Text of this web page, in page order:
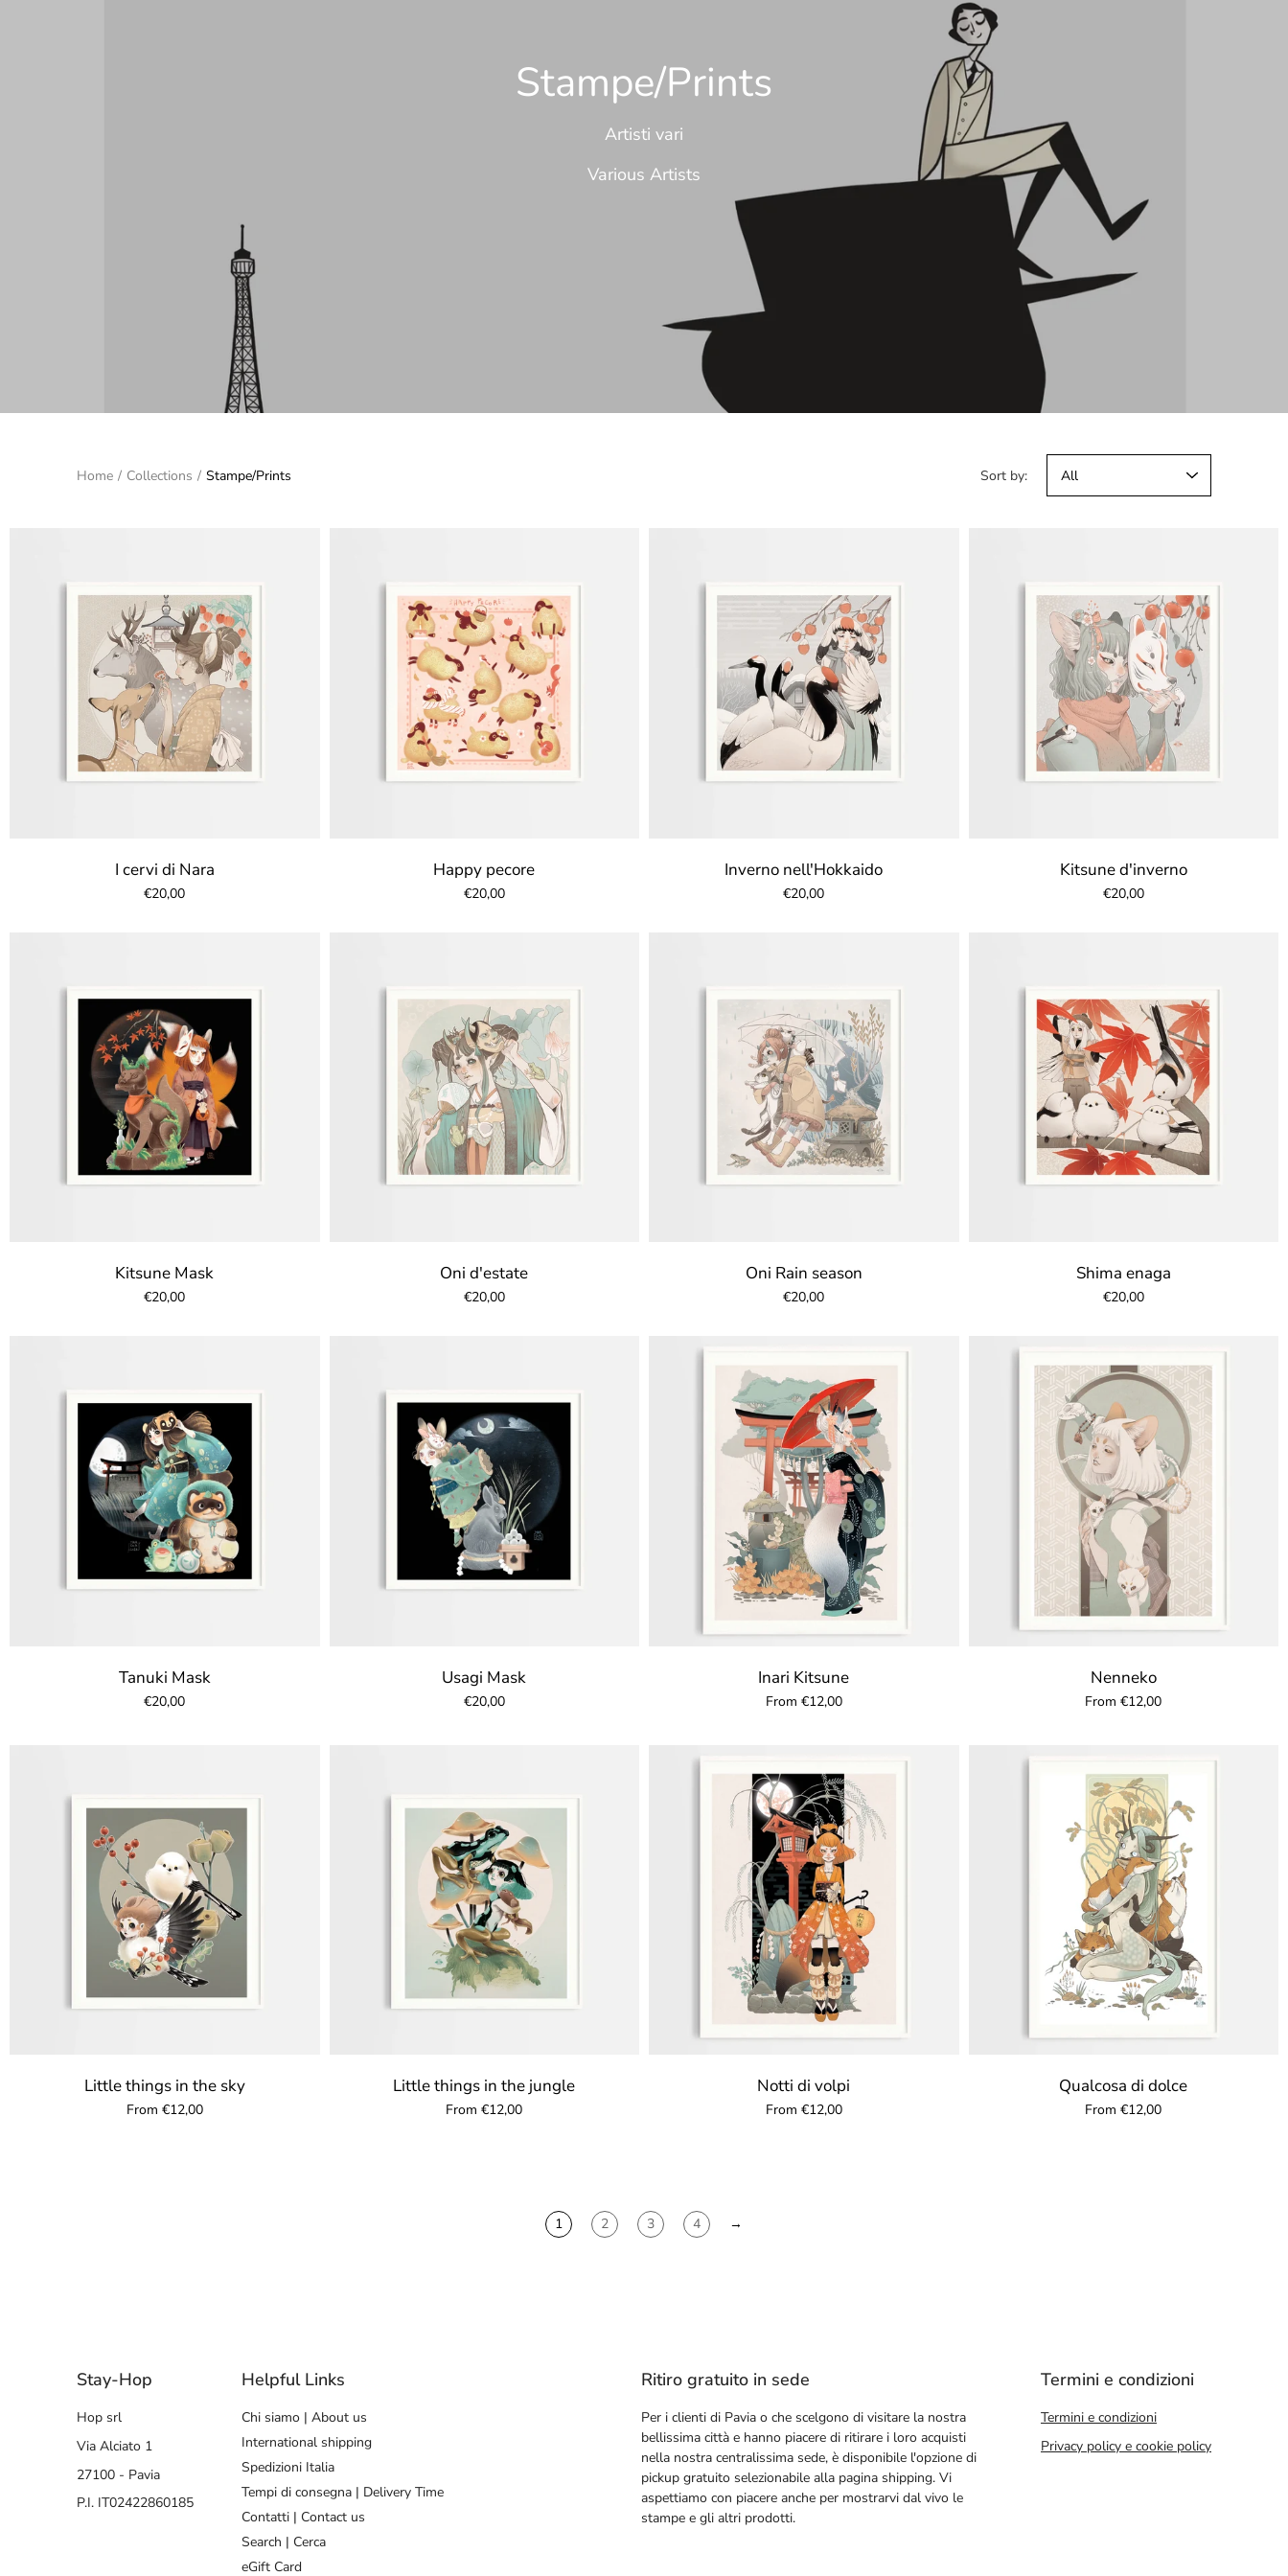
Stampe/Prints
Artisti vari
Various Artists
Home / Collections / Stampe/Prints Sort by:
I cervi di Nara
€20,00
Happy pecore
€20,00
Inverno nell'Hokkaido
€20,00
Kitsune d'inverno
€20,00
Kitsune Mask
€20,00
Oni d'estate
€20,00
Oni Rain season
€20,00
Shima enaga
€20,00
Tanuki Mask
€20,00
Usagi Mask
€20,00
Inari Kitsune
From €12,00
Nenneko
From €12,00
Little things in the sky
From €12,00
Little things in the jungle
From €12,00
Notti di volpi
From €12,00
Qualcosa di dolce
From €12,00
1 2 3 4 →
Stay-Hop
Hop srl
Via Alciato 1
27100 - Pavia
P.I. IT02422860185
Helpful Links
Chi siamo | About us
International shipping
Spedizioni Italia
Tempi di consegna | Delivery Time
Contatti | Contact us
Search | Cerca
eGift Card
Ritiro gratuito in sede
Per i clienti di Pavia o che scelgono di visitare la nostra
bellissima città e hanno piacere di ritirare i loro acquisti
nella nostra centralissima sede, è disponibile l'opzione di
pickup gratuito selezionabile alla pagina shipping. Vi
aspettiamo con piacere anche per mostrarvi dal vivo le
stampe e gli altri prodotti.
Termini e condizioni
Termini e condizioni
Privacy policy e cookie policy